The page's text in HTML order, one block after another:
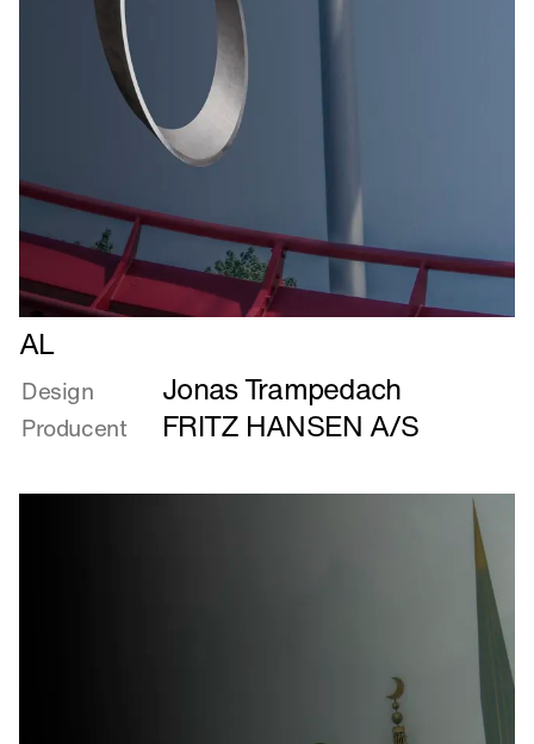
Læs
mere
om
AL
AL
Design Jonas Trampedach
Producent FRITZ HANSEN A/S